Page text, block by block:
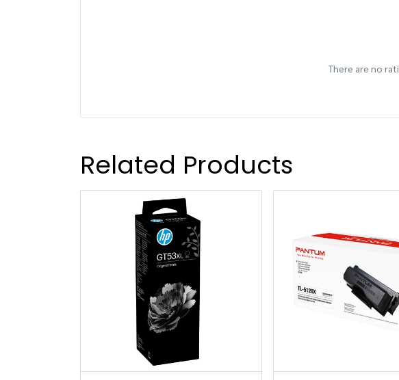
There are no
Related Products